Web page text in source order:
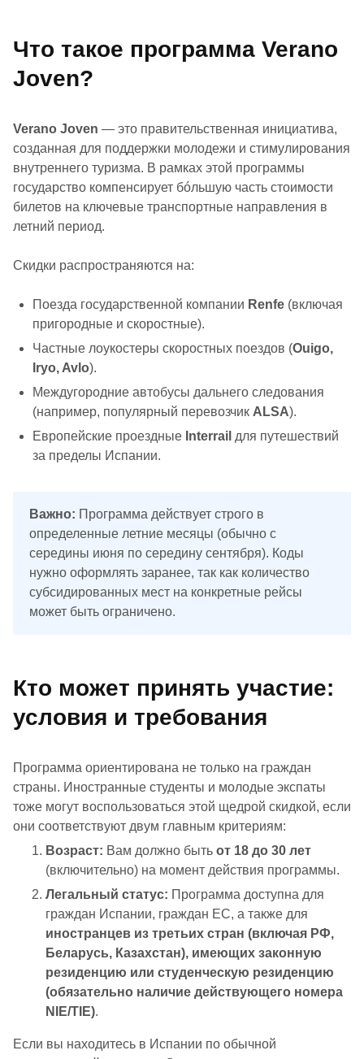
Что такое программа Verano
Joven?
Verano Joven — это правительственная инициатива,
созданная для поддержки молодежи и стимулирования
внутреннего туризма. В рамках этой программы
государство компенсирует бóльшую часть стоимости
билетов на ключевые транспортные направления в
летний период.
Скидки распространяются на:
Поезда государственной компании Renfe (включая
пригородные и скоростные).
Частные лоукостеры скоростных поездов (Ouigo,
Iryo, Avlo).
Междугородние автобусы дальнего следования
(например, популярный перевозчик ALSA).
Европейские проездные Interrail для путешествий
за пределы Испании.
Важно: Программа действует строго в
определенные летние месяцы (обычно с
середины июня по середину сентября). Коды
нужно оформлять заранее, так как количество
субсидированных мест на конкретные рейсы
может быть ограничено.
Кто может принять участие:
условия и требования
Программа ориентирована не только на граждан
страны. Иностранные студенты и молодые экспаты
тоже могут воспользоваться этой щедрой скидкой, если
они соответствуют двум главным критериям:
Возраст: Вам должно быть от 18 до 30 лет
(включительно) на момент действия программы.
Легальный статус: Программа доступна для
граждан Испании, граждан ЕС, а также для
иностранцев из третьих стран (включая РФ,
Беларусь, Казахстан), имеющих законную
резиденцию или студенческую резиденцию
(обязательно наличие действующего номера
NIE/TIE).
Если вы находитесь в Испании по обычной